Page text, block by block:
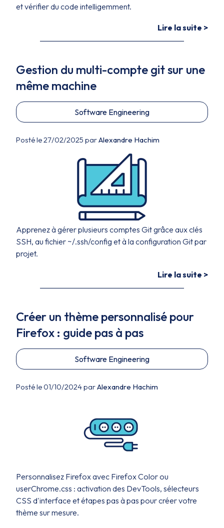
et vérifier du code intelligemment.
Lire la suite >
Gestion du multi-compte git sur une
même machine
Software Engineering
Posté le 27/02/2025 parAlexandre Hachim
Apprenez à gérer plusieurs comptes Git grâce aux clés
SSH, au fichier ~/.ssh/config et à la configuration Git par
projet.
Lire la suite >
Créer un thème personnalisé pour
Firefox : guide pas à pas
Software Engineering
Posté le 01/10/2024 parAlexandre Hachim
Personnalisez Firefox avec Firefox Color ou
userChrome.css : activation des DevTools, sélecteurs
CSS d'interface et étapes pas à pas pour créer votre
thème sur mesure.